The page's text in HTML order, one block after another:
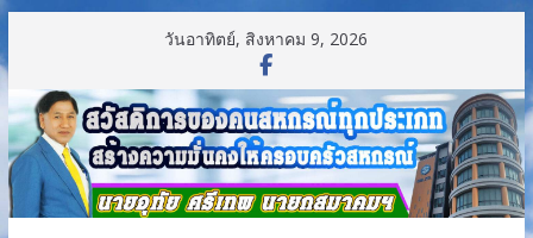
to
content
วันอาทิตย์, สิงหาคม 9, 2026